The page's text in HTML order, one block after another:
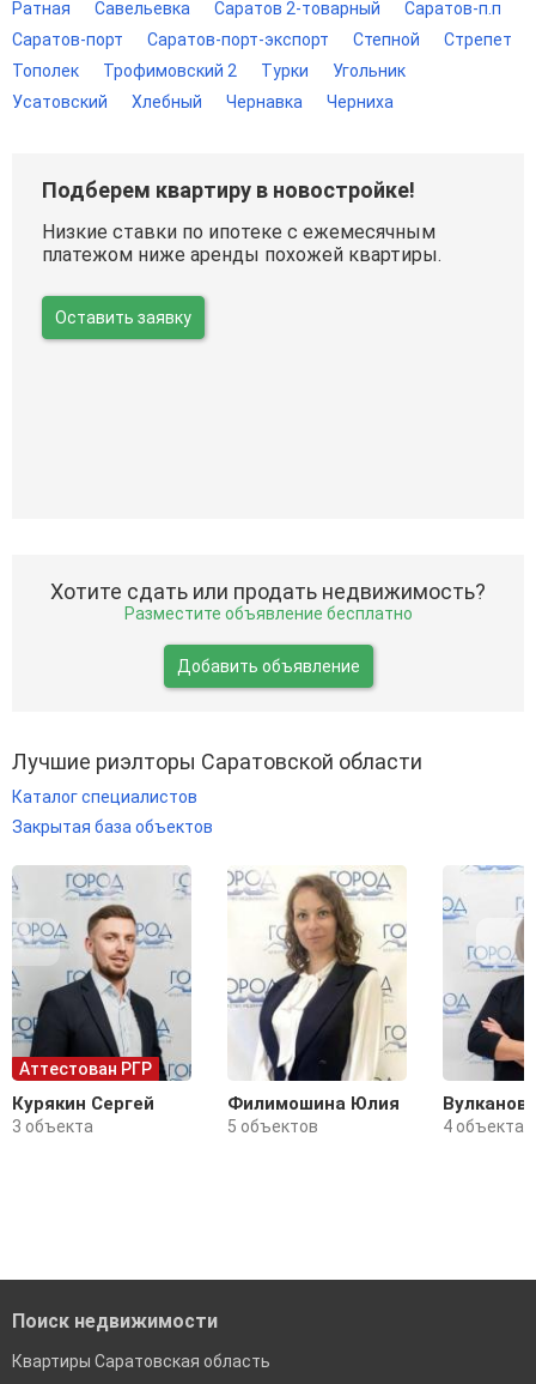
Ратная Савельевка Саратов 2-товарный
Саратов-п.п
Саратов-порт
Саратов-порт-экспорт Степной
Стрепет
Тополек
Трофимовский 2 Турки
Угольник
Усатовский
Хлебный Чернавка Черниха
Подберем квартиру в новостройке!
Низкие ставки по ипотеке с ежемесячным
платежом ниже аренды похожей квартиры.
Оставить заявку
Хотите сдать или продать недвижимость?
Разместите объявление бесплатно
Добавить объявление
Лучшие риэлторы Саратовской области
Каталог специалистов
Закрытая база объектов
Аттестован РГР
Курякин Сергей
3 объекта
Филимошина Юлия
5 объектов 4 объекта
Поиск недвижимости
Квартиры Саратовская область